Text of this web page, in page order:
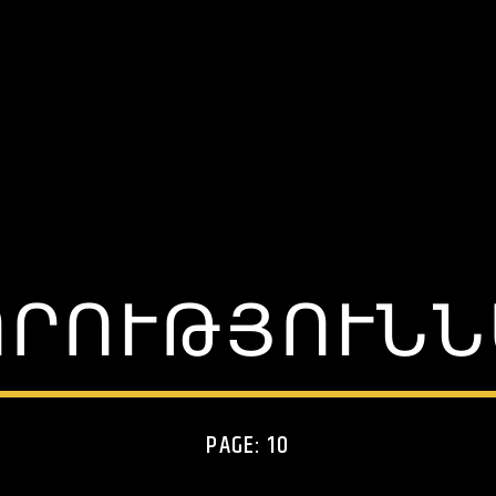
PAGE: 10